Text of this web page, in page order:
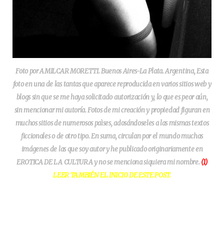
Foto por AMILCAR MORETTI. Buenos Aires-La Plata. Argentina, Esta
foto en una de las tantas que aparece reproducida en varios sitios web y
blogs sin que se me haya solicitado autorización y, lo que es peor aún,
sin mencionar mi autoría. Fotos de mi creación y propiedad figuran en
muchos sitios de numerosos paìses, adosándoseles a las mismas textos
ficcionales o de otro tipo. En suma, circulan por el mundo muchas
imágenes de las que soy autor y he publicado originariamente en
EROTICA DE LA CULTURA y no se menciona siquiera mi nombre.(1)
LEER TAMBIÉN EL INICIO DE ESTE POST.